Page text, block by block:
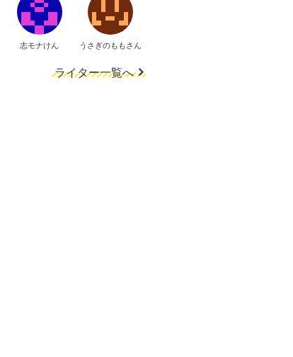
志モナけん うさぎのももさん
ライター一覧へ